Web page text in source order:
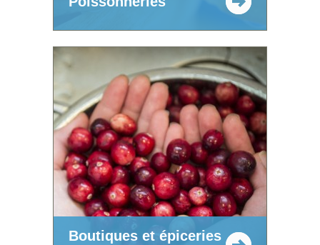
Boutiques et épiceries